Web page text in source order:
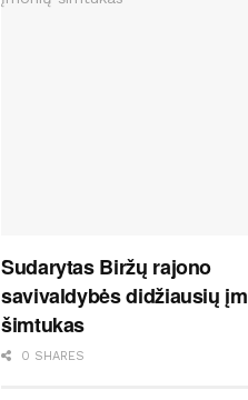
Sudarytas Biržų rajono
savivaldybės didžiausių
šimtukas
0 SHARES